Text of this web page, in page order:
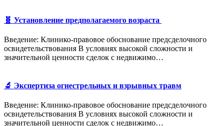
🧬 Установление предполагаемого возраста
Введение: Клинико-правовое обоснование предсделочного
освидетельствования В условиях высокой сложности и
значительной ценности сделок с недвижимо…
🔬 Экспертиза огнестрельных и взрывных травм
Введение: Клинико-правовое обоснование предсделочного
освидетельствования В условиях высокой сложности и
значительной ценности сделок с недвижимо…